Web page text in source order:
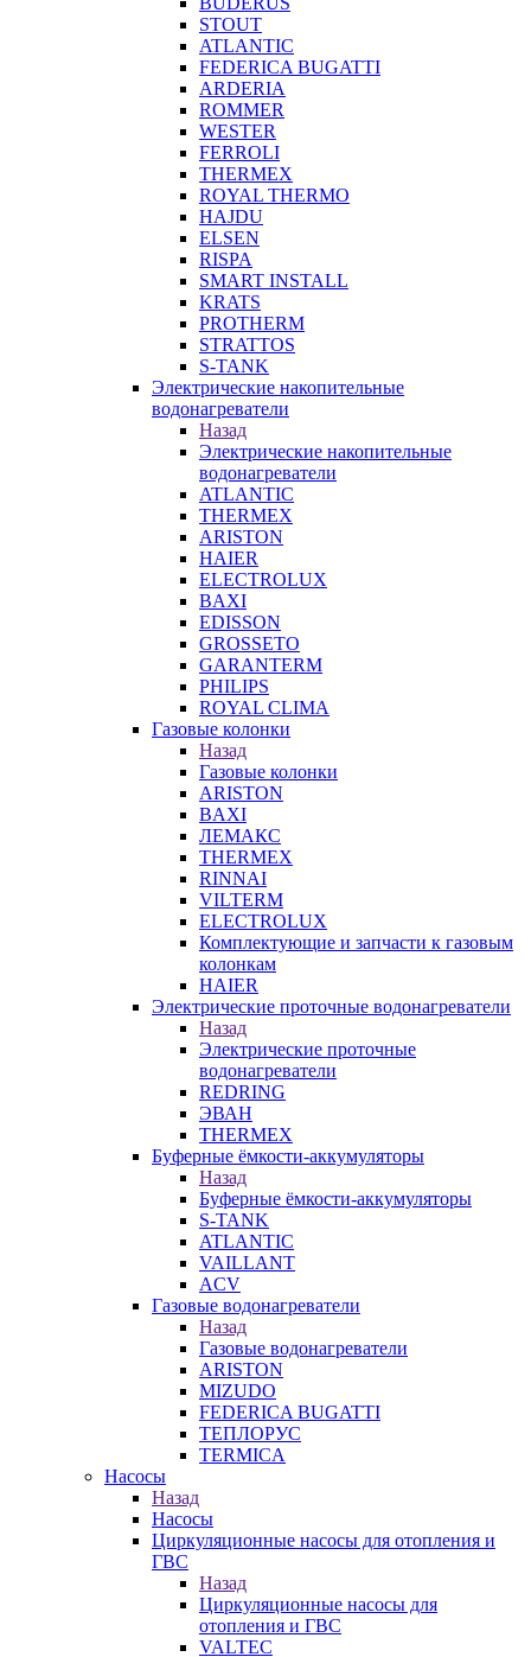
STOUT
ATLANTIC
FEDERICA BUGATTI
ARDERIA
ROMMER
WESTER
FERROLI
THERMEX
ROYAL THERMO
HAJDU
ELSEN
RISPA
SMART INSTALL
KRATS
PROTHERM
STRATTOS
S-TANK
Электрические накопительные
водонагреватели
Назад
Электрические накопительные
водонагреватели
ATLANTIC
THERMEX
ARISTON
HAIER
ELECTROLUX
BAXI
EDISSON
GROSSETO
GARANTERM
PHILIPS
ROYAL CLIMA
Газовые колонки
Назад
Газовые колонки
ARISTON
BAXI
ЛЕМАКС
THERMEX
RINNAI
VILTERM
ELECTROLUX
Комплектующие и запчасти к газовым
колонкам
HAIER
Электрические проточные водонагреватели
Назад
Электрические проточные
водонагреватели
REDRING
ЭВАН
THERMEX
Буферные ёмкости-аккумуляторы
Назад
Буферные ёмкости-аккумуляторы
S-TANK
ATLANTIC
VAILLANT
ACV
Газовые водонагреватели
Назад
Газовые водонагреватели
ARISTON
MIZUDO
FEDERICA BUGATTI
ТЕПЛОРУС
TERMICA
Насосы
Назад
Насосы
Циркуляционные насосы для отопления и
ГВС
Назад
Циркуляционные насосы для
отопления и ГВС
VALTEC